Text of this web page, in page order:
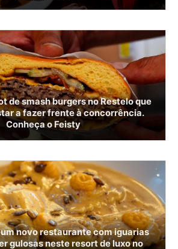
de smash burgers no Restelo que
a fazer frente à concorrência.
Conheça o Feisty
um novo restaurante com iguarias
gulosas neste resort de luxo no